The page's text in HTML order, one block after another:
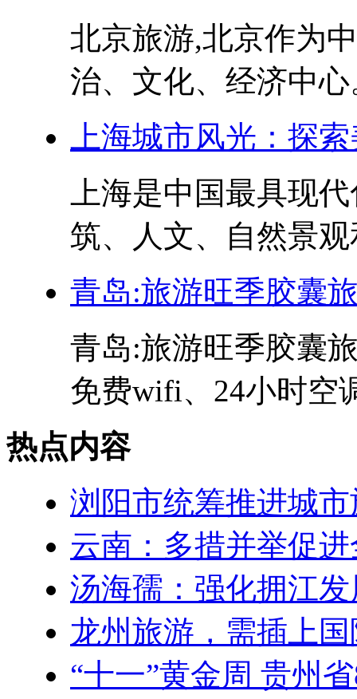
北京旅游,北京作为
治、文化、经济中
上海城市风光：探
上海是中国最具现
筑、人文、自然景
青岛:旅游旺季胶囊
青岛:旅游旺季胶囊
免费wifi、24小时空
热点内容
浏阳市统筹推进城
云南：多措并举促
汤海孺：强化拥江
龙州旅游，需插上
“十一”黄金周 贵州